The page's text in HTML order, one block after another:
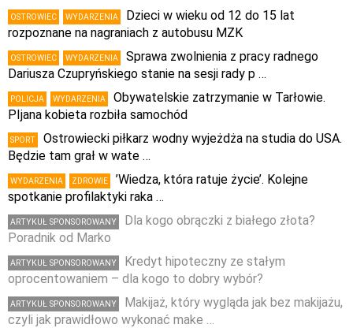
OSTROWIEC WYDARZENIA
Dzieci w wieku od 12 do 15 lat
rozpoznane na nagraniach z autobusu MZK
OSTROWIEC WYDARZENIA
Sprawa zwolnienia z pracy radnego
Dariusza Czupryńskiego stanie na sesji rady p …
POLICJA WYDARZENIA
Obywatelskie zatrzymanie w Tarłowie.
PIjana kobieta rozbiła samochód
SPORT
Ostrowiecki piłkarz wodny wyjeżdża na studia do USA.
Będzie tam grał w wate …
WYDARZENIA ZDROWIE
’Wiedza, która ratuje życie’. Kolejne
spotkanie profilaktyki raka …
ARTYKUŁ SPONSOROWANY
Dla kogo obrączki z białego złota?
Poradnik od Marko
ARTYKUŁ SPONSOROWANY
Kredyt hipoteczny ze stałym
oprocentowaniem – dla kogo to dobry wybór?
ARTYKUŁ SPONSOROWANY
Makijaż, który wygląda jak bez makijażu,
czyli jak prawidłowo wykonać make …